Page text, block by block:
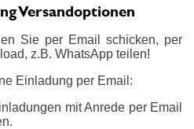
Versandoptionen
Sie per Email schicken, per
z.B. WhatsApp teilen!
Einladung per Email:
mit Anrede per Email